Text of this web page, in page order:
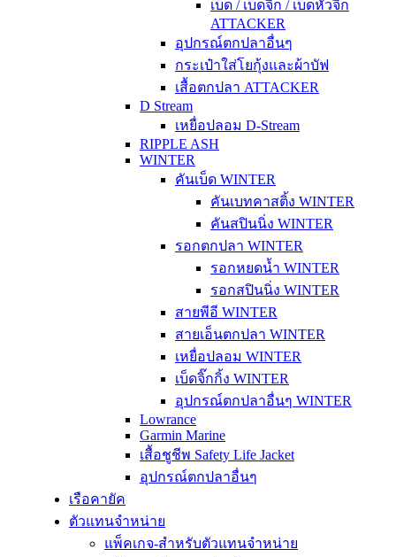
เบ็ด / เบ็ดจิ๊ก / เบ็ดหัวจิ๊ก
ATTACKER
อุปกรณ์ตกปลาอื่นๆ
กระเป๋าใส่โยกุ้งและผ้าบัฟ
เสื้อตกปลา ATTACKER
D Stream
เหยื่อปลอม D-Stream
RIPPLE ASH
WINTER
คันเบ็ด WINTER
คันเบทคาสติ้ง WINTER
คันสปินนิ่ง WINTER
รอกตกปลา WINTER
รอกหยดน้ำ WINTER
รอกสปินนิ่ง WINTER
สายพีอี WINTER
สายเอ็นตกปลา WINTER
เหยื่อปลอม WINTER
เบ็ดจิ๊กกิ้ง WINTER
อุปกรณ์ตกปลาอื่นๆ WINTER
Lowrance
Garmin Marine
เสื้อชูชีพ Safety Life Jacket
อุปกรณ์ตกปลาอื่นๆ
เรือคายัค
ตัวแทนจำหน่าย
แพ็คเกจ-สำหรับตัวแทนจำหน่าย